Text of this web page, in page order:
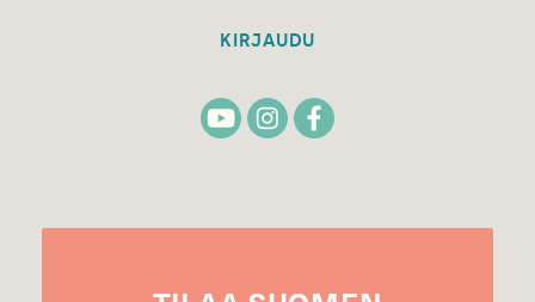
KIRJAUDU